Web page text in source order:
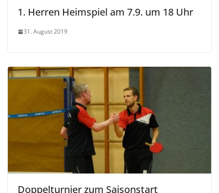
1. Herren Heimspiel am 7.9. um 18 Uhr
31. August 2019
Doppelturnier zum Saisonstart